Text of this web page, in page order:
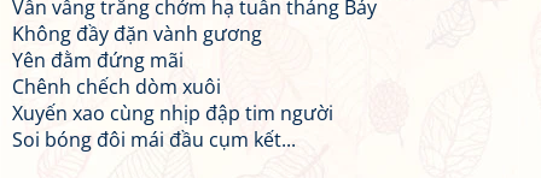
Vẫn vầng trăng chớm hạ tuần tháng Bảy
Không đầy đặn vành gương
Yên đằm đứng mãi
Chênh chếch dòm xuôi
Xuyến xao cùng nhịp đập tim người
Soi bóng đôi mái đầu cụm kết...